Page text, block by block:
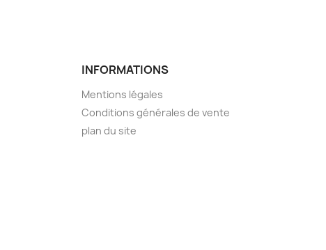
INFORMATIONS
Mentions légales
Conditions générales de vente
plan du site